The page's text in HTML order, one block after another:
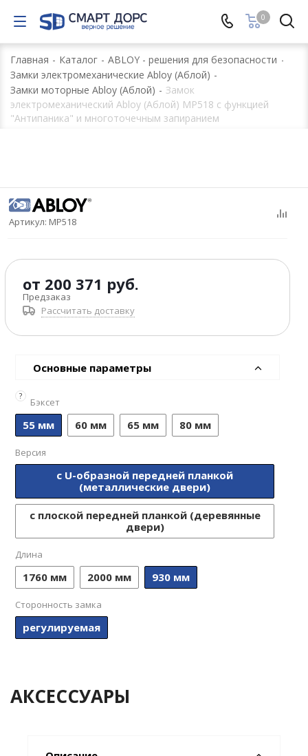
0
Главная - Каталог - ABLOY - решения для безопасности -
Замки электромеханические Abloy (Аблой) -
Замки моторные Abloy (Аблой) - Замок
электромеханический Abloy (Аблой) MP518 с функцией
"Антипаника" и многоточечным запиранием
Артикул: MP518
от 200 371 руб.
Предзаказ
Рассчитать доставку
Основные параметры
?
Бэксет
55 мм 60 мм 65 мм 80 мм
Версия
с U-образной передней планкой
(металлические двери)
с плоской передней планкой (деревянные
двери)
Длина
1760 мм 2000 мм 930 мм
Сторонность замка
регулируемая
АКСЕССУАРЫ